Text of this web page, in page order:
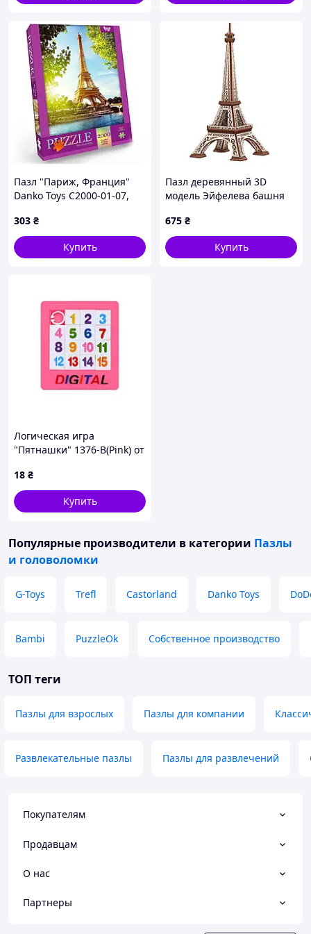
Пазл "Париж, Франция"
Danko Toys C2000-01-07,
303 ₴
Купить
Пазл деревянный 3D
модель Эйфелева башня
Мечта путешественника
78 деталей
675 ₴
Купить
Логическая игра
"Пятнашки" 1376-B(Pink) от
18 ₴
Купить
Популярные производители в категории Пазлы
и головоломки
G-Toys Trefl Castorland Danko Toys
Bambi PuzzleOk Собственное производство
ТОП теги
Пазлы для взрослых Пазлы для компании
Развлекательные пазлы Пазлы для развлечений
Покупателям
Продавцам
О нас
Партнеры